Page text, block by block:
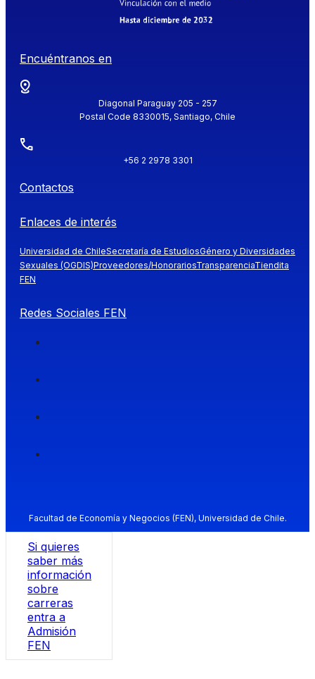
Encuéntranos en
Diagonal Paraguay 205 - 257
Postal Code 8330015, Santiago, Chile
+56 2 2978 3301
Contactos
Enlaces de interés
Universidad de ChileSecretaría de EstudiosGénero y Diversidades
Sexuales (OGDIS)Proveedores/HonorariosTransparenciaTiendita
FEN
Redes Sociales FEN
Facultad de Economía y Negocios (FEN), Universidad de Chile.
Si quieres
saber más
información
sobre
carreras
entra a
Admisión
FEN